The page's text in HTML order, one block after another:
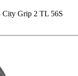
City Grip 2 TL 56S